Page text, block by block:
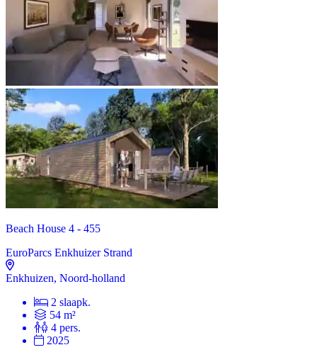
Beach House 4 - 455
EuroParcs Enkhuizer Strand
Enkhuizen, Noord-holland
2 slaapk.
54 m²
4 pers.
2025